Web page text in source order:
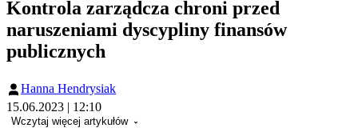
Kontrola zarządcza chroni przed
naruszeniami dyscypliny finansów
publicznych
Hanna Hendrysiak
15.06.2023 | 12:10
Wczytaj więcej artykułów